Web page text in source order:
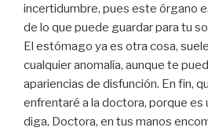
incertidumbre, pues este órgano
de lo que puede guardar para tu
El estómago ya es otra cosa,
cualquier anomalía, aunque te
apariencias de disfunción. En fin,
enfrentaré a la doctora, porque es
diga, Doctora, en tus manos